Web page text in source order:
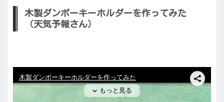
木製ダンボーキーホルダーを作ってみた
（天気予報さん）